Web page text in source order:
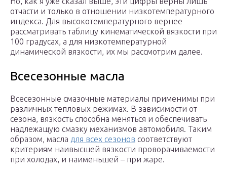
отчасти и только в отношении низкотемпературного
индекса. Для высокотемпературного вернее
рассматривать таблицу кинематической вязкости при
100 градусах, а для низкотемпературной
динамической вязкости, их мы рассмотрим далее.
Всесезонные масла
Всесезонные смазочные материалы применимы при
различных тепловых режимах. В зависимости от
сезона, вязкость способна меняться и обеспечивать
надлежащую смазку механизмов автомобиля. Таким
образом, масла для всех сезонов соответствуют
критериям наивысшей вязкости проворачиваемости
при холодах, и наименьшей – при жаре.